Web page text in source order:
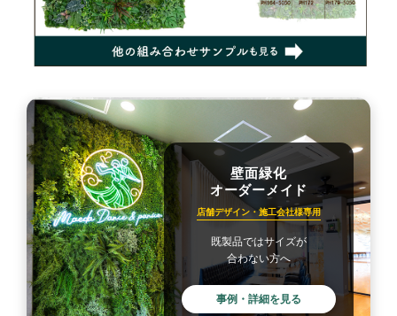
壁面緑化
オーダーメイド
店舗デザイン・施工会社様専用
既製品ではサイズが
合わない方へ
事例・詳細を見る